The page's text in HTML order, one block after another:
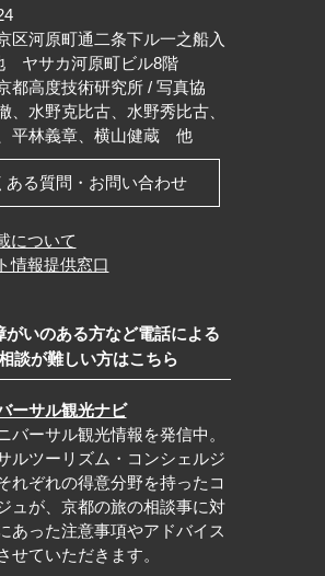
区河原町通二条下ル一之船入
ヤサカ河原町ビル8階
都高度技術研究所 / 写真協
、水野克比古、水野秀比古、
平林義章、横山健蔵 他
ある質問・お問い合わせ
について
情報提供窓口
がいのある方など電話による
談が難しい方はこちら
ーサル観光ナビ
バーサル観光情報を発信中。
ルツーリズム・コンシェルジ
れぞれの得意分野を持ったコ
ュが、京都の旅の相談事に対
あった注意事項やアドバイス
せていただきます。